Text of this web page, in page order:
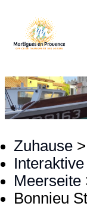
Zuhause >
Meerseite
Bonnieu